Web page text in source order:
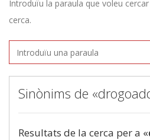
Introduïu la paraula que voleu
cerca.
Sinònims de
Resultats de la cerca per a «